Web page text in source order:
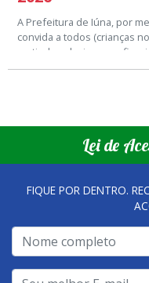
A Prefeitura de Iúna, por
convida a todos (crianças
curtindo colecionar as
2026, para participarem da
Lei de
FIQUE POR DENTRO.